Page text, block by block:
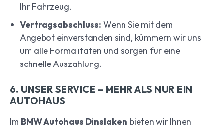
Ihr Fahrzeug.
Vertragsabschluss: Wenn Sie mit dem
Angebot einverstanden sind, kümmern wir uns
um alle Formalitäten und sorgen für eine
schnelle Auszahlung.
6. UNSER SERVICE – MEHR ALS NUR EIN
AUTOHAUS
Im BMW Autohaus Dinslaken bieten wir Ihnen